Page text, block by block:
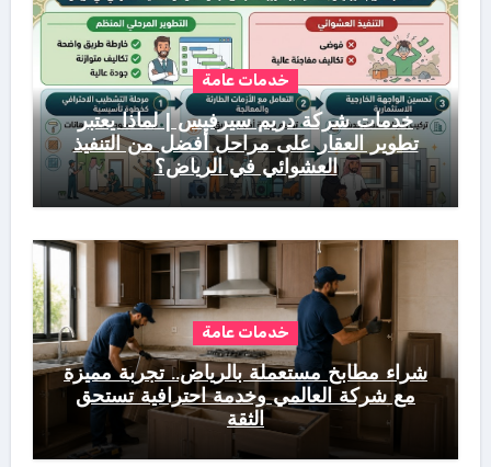
خدمات عامة
خدمات شركة دريم سيرفيس | لماذا يعتبر
تطوير العقار على مراحل أفضل من التنفيذ
العشوائي في الرياض؟
خدمات عامة
شراء مطابخ مستعملة بالرياض.. تجربة مميزة
مع شركة العالمي وخدمة احترافية تستحق
الثقة